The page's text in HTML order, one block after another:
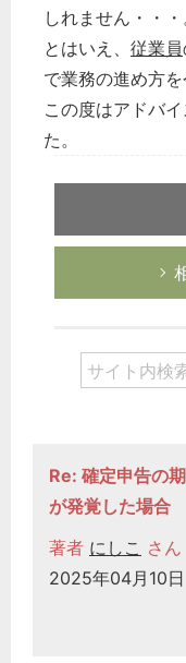
しれません・・・
とはいえ、 従業員
で業務の進め方を
この度はアドバ
た。
Re: 確定申告の
が発覚した場合
著者 にしこ さん
2025年04月10